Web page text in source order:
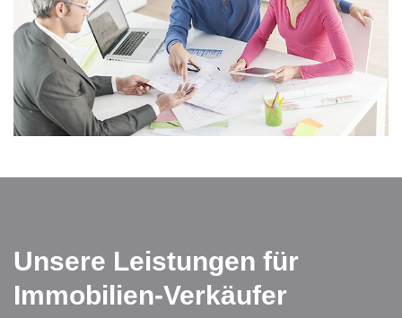
Unsere Leistungen für
Immobilien-Verkäufer